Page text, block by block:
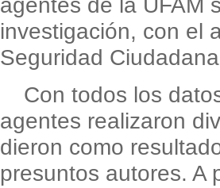
investigación, con el
Seguridad
Con todos los
agentes realizaron
dieron como
presuntos autores. A